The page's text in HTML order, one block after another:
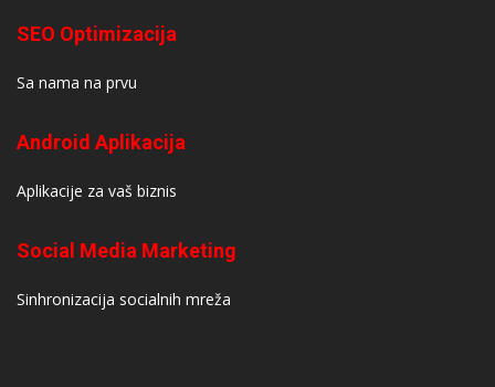
SEO Optimizacija
Sa nama na prvu
Android Aplikacija
Aplikacije za vaš biznis
Social Media Marketing
Sinhronizacija socialnih mreža